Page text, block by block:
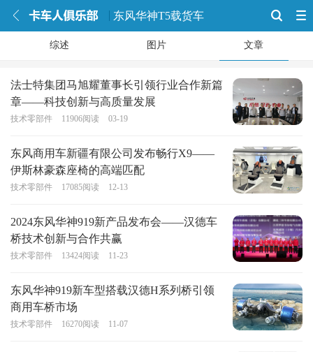
东风华神T5载货车
综述 图片 文章
法士特集团马旭耀董事长引领行业合作新篇
章——科技创新与高质量发展
技术零部件 11906阅读 03-19
东风商用车新疆有限公司发布畅行X9——
伊斯林豪森座椅的高端匹配
技术零部件 17085阅读 12-13
2024东风华神919新产品发布会——汉德车
桥技术创新与合作共赢
技术零部件 13424阅读 11-23
东风华神919新车型搭载汉德H系列桥引领
商用车桥市场
技术零部件 16270阅读 11-07